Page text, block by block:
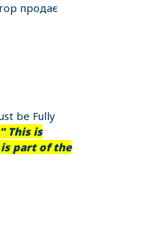
продає
be Fully
This is
part of the